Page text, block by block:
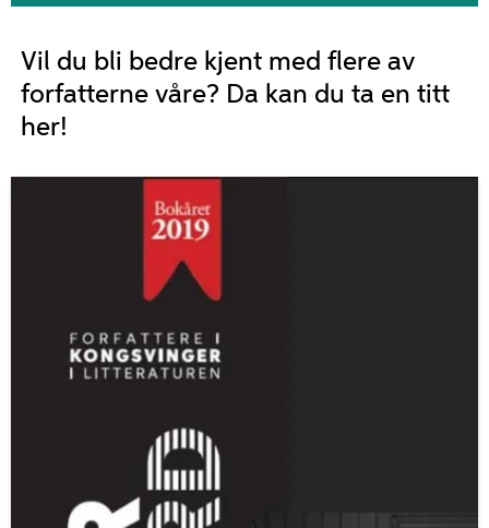
Vil du bli bedre kjent med flere av
forfatterne våre? Da kan du ta en titt
her!